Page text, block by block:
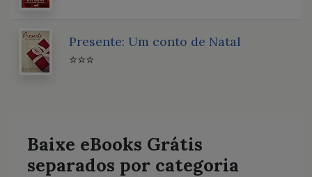
Presente: Um conto de Natal
⭐⭐⭐
Baixe eBooks Grátis
separados por categoria